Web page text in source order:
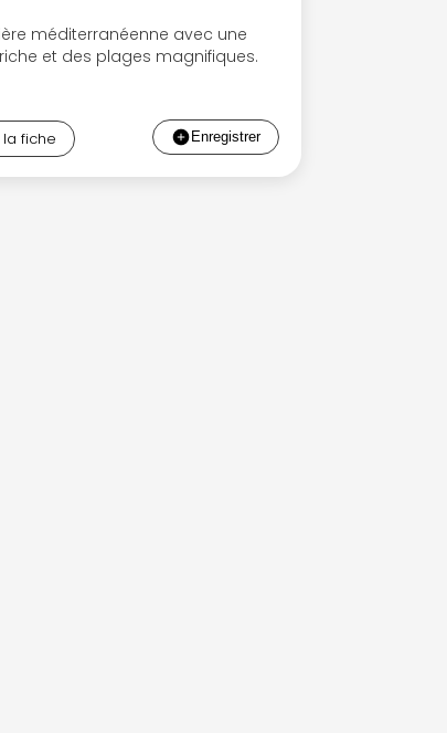
méditerranéenne avec une
et des plages magnifiques.
la fiche